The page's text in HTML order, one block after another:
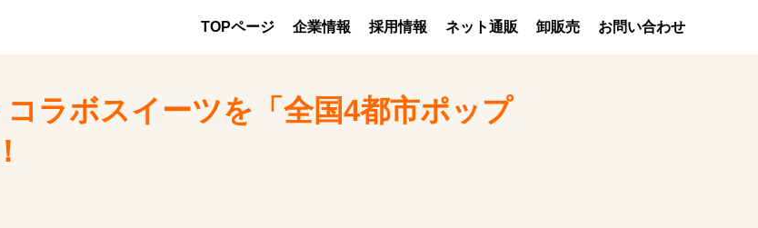
TOPページ 企業情報 採用情報 ネット通販 卸販売 お問い合わせ
ラボスイーツを「全国4都市ポップ